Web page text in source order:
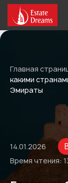
Главная
какими
Эмираты
14.01.2026
Время чтения: